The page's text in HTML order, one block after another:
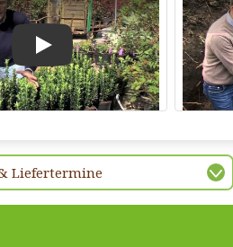
Liefertermine